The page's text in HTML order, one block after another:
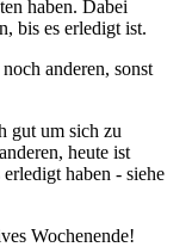
haben. Dabei
bis es erledigt ist.
anderen, sonst
gut um sich zu
heute ist
haben - siehe
Wochenende!